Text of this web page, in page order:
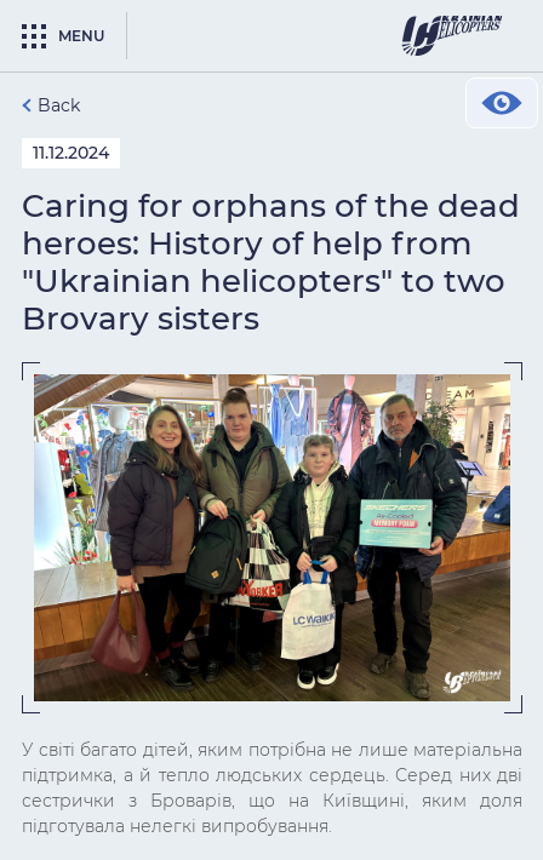
MENU
Back
11.12.2024
Caring for orphans of the dead
heroes: History of help from
"Ukrainian helicopters" to two
Brovary sisters
У світі багато дітей, яким потрібна не лише матеріальна
підтримка, а й тепло людських сердець. Серед них дві
сестрички з Броварів, що на Київщині, яким доля
підготувала нелегкі випробування.